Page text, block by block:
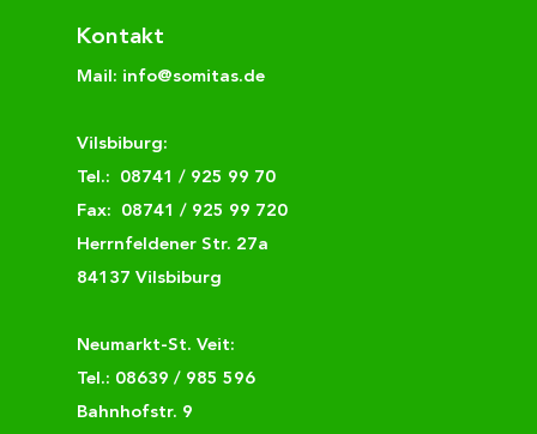
Kontakt
Mail: info@somitas.de
Vilsbiburg:
Tel.: 08741 / 925 99 70
Fax: 08741 / 925 99 720
Herrnfeldener Str. 27a
84137 Vilsbiburg
Neumarkt-St. Veit:
Tel.: 08639 / 985 596
Bahnhofstr. 9